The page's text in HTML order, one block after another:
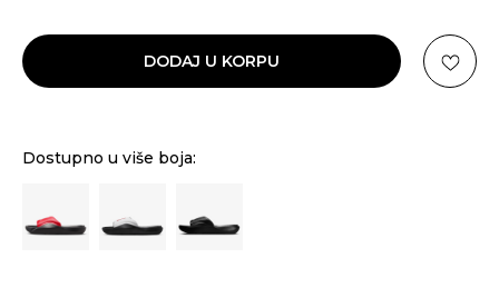
DODAJ U KORPU
Dostupno u više boja: